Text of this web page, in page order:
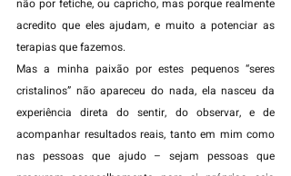
não por fetiche, ou capricho, mas porque realmente
acredito que eles ajudam, e muito a potenciar as
terapias que fazemos.
Mas a minha paixão por estes pequenos “seres
cristalinos” não apareceu do nada, ela nasceu da
experiência direta do sentir, do observar, e de
acompanhar resultados reais, tanto em mim como
nas pessoas que ajudo – sejam pessoas que